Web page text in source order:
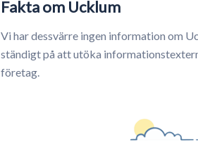
Fakta om Ucklum
Vi har dessvärre ingen information om
ständigt på att utöka
företag.